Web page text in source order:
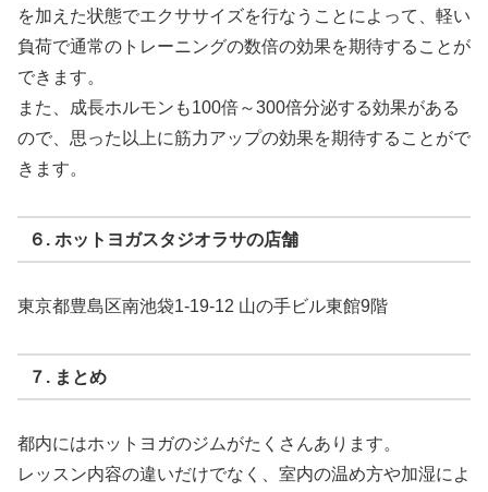
を加えた状態でエクササイズを行なうことによって、軽い
負荷で通常のトレーニングの数倍の効果を期待することが
できます。
また、成長ホルモンも100倍～300倍分泌する効果がある
ので、思った以上に筋力アップの効果を期待することがで
きます。
６. ホットヨガスタジオラサの店舗
東京都豊島区南池袋1-19-12 山の手ビル東館9階
７. まとめ
都内にはホットヨガのジムがたくさんあります。
レッスン内容の違いだけでなく、室内の温め方や加湿によ